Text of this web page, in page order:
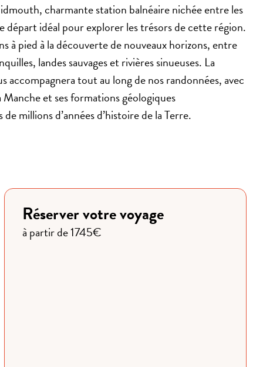
charmante station balnéaire nichée entre les
départ idéal pour explorer les trésors de cette région.
à pied à la découverte de nouveaux horizons, entre
landes sauvages et rivières sinueuses. La
accompagnera tout au long de nos randonnées, avec
Manche et ses formations géologiques
millions d’années d’histoire de la Terre.
Réserver votre voyage
à partir de 1745€